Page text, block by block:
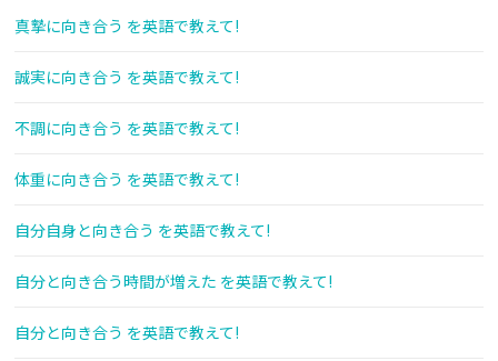
真摯に向き合う を英語で教えて!
誠実に向き合う を英語で教えて!
不調に向き合う を英語で教えて!
体重に向き合う を英語で教えて!
自分自身と向き合う を英語で教えて!
自分と向き合う時間が増えた を英語で教えて!
自分と向き合う を英語で教えて!